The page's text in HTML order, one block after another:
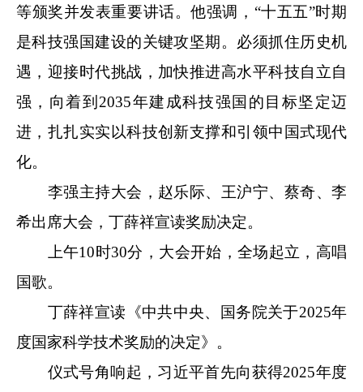
等颁奖并发表重要讲话。他强调，“十五五”时期
是科技强国建设的关键攻坚期。必须抓住历史机
遇，迎接时代挑战，加快推进高水平科技自立自
强，向着到2035年建成科技强国的目标坚定迈
进，扎扎实实以科技创新支撑和引领中国式现代
化。
李强主持大会，赵乐际、王沪宁、蔡奇、李
希出席大会，丁薛祥宣读奖励决定。
上午10时30分，大会开始，全场起立，高唱
国歌。
丁薛祥宣读《中共中央、国务院关于2025年
度国家科学技术奖励的决定》。
仪式号角响起，习近平首先向获得2025年度